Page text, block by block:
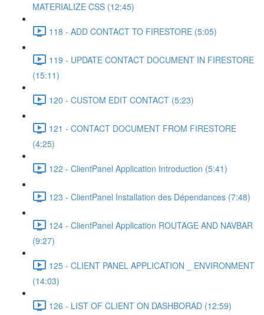
MATERIALIZE CSS (12:45)
118 - ADD CONTACT TO FIRESTORE (5:05)
119 - UPDATE CONTACT DOCUMENT IN FIRESTORE
(15:11)
120 - CUSTOM EDIT CONTACT (5:23)
121 - CONTACT DOCUMENT FROM FIRESTORE
(4:25)
122 - ClientPanel Application Introduction (5:41)
123 - ClientPanel Installation des Dépendances (7:48)
124 - ClientPanel Application ROUTAGE AND NAVBAR
(9:27)
125 - CLIENT PANEL APPLICATION _ ENVIRONMENT
(14:03)
126 - LIST OF CLIENT ON DASHBORAD (12:59)